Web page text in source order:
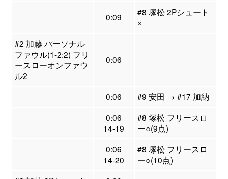
0:09
#8 塚松 2Pシュート
×
#2 加藤 パーソナル
ファウル(1-2:2) フリ
ースローオンファウ
ル2
0:06
0:06
#9 安田 → #17 加納
0:06
14-19
#8 塚松 フリースロ
ー○(9点)
0:06
14-20
#8 塚松 フリースロ
ー○(10点)